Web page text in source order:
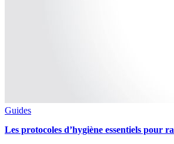
Guides
Les protocoles d’hygiène essentiels pour